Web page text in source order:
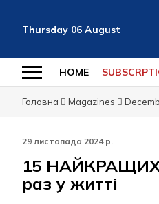
Thursday 06 August
HOME
Головна Magazines
29 листопада 2024 р.
15 НАЙКРАЩИХ
раз у житті